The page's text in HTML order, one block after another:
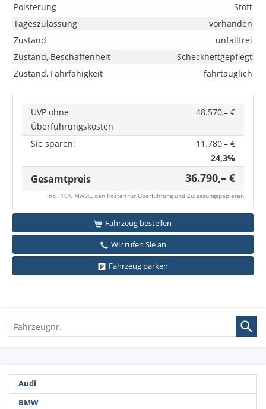
Polsterung
Stoff
Tageszulassung
vorhanden
Zustand
unfallfrei
Zustand, Beschaffenheit
Scheckheftgepflegt
Zustand, Fahrfähigkeit
fahrtauglich
UVP ohne
Überführungskosten
48.570,– €
Sie sparen:
11.780,– €
24,3%
Gesamtpreis 36.790,– €
incl. 19% MwSt., den Kosten für Überführung und Zulassungspapieren
Fahrzeug bestellen
Wir rufen Sie an
Fahrzeug parken
Fahrzeugnr.
Audi
BMW